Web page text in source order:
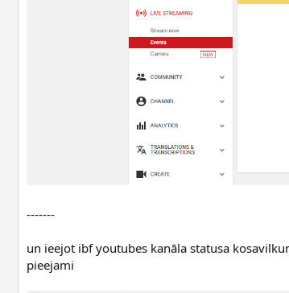
-------
un ieejot ibf youtubes kanāla statusa
pieejami